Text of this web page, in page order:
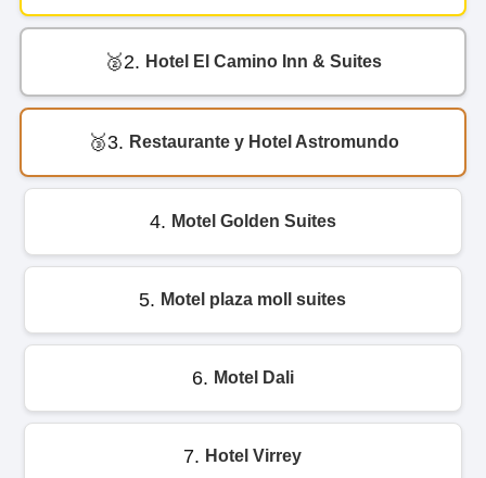
2. Hotel El Camino Inn & Suites
3. Restaurante y Hotel Astromundo
4. Motel Golden Suites
5. Motel plaza moll suites
6. Motel Dali
7. Hotel Virrey